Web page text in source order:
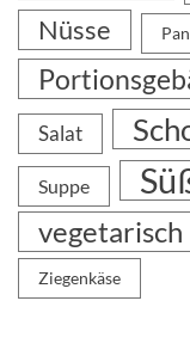
Nüsse
Salat
Suppe
vegetarisch
Ziegenkäse